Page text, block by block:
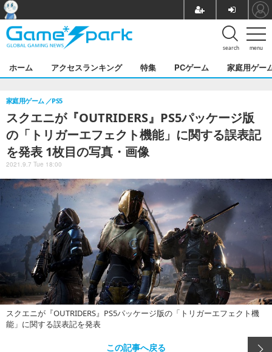
menu
search
ホーム アクセスランキング 特集 PCゲーム 家庭用ゲー
スクエニが『OUTRIDERS』PS5パッケージ版
の「トリガーエフェクト機能」に関する誤表記
を発表 1枚目の写真・画像
家庭用ゲーム PS5
2021.9.7 Tue 18:00
スクエニが『OUTRIDERS』PS5パッケージ版の「トリガーエフェクト機
能」に関する誤表記を発表
この記事へ戻る